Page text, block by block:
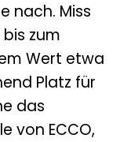
nach. Miss
zum
Wert etwa
Platz für
das
von ECCO,